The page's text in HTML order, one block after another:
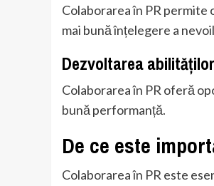
Colaborarea în PR permite
mai bună înțelegere a
Dezvoltarea abilităților
Colaborarea în PR oferă
bună performanță.
De ce este
Colaborarea în PR este